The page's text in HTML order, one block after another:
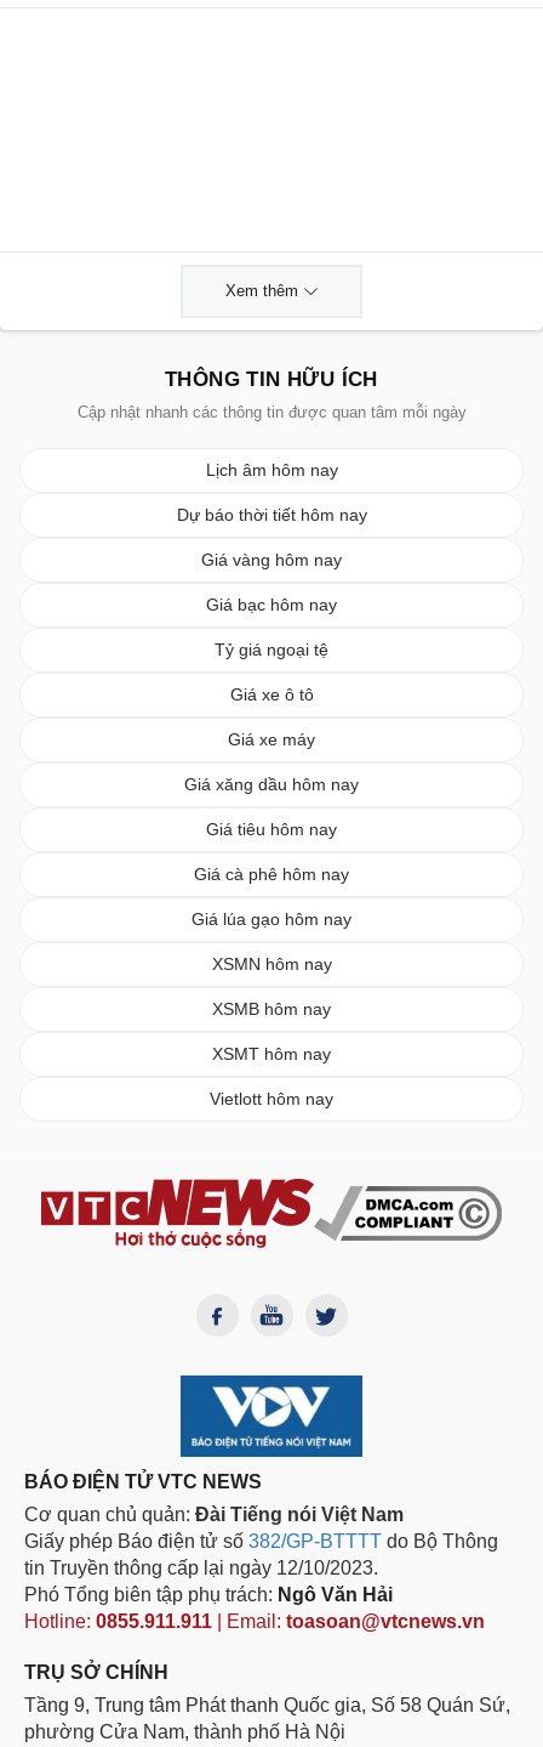
Xem thêm
THÔNG TIN HỮU ÍCH
Cập nhật nhanh các thông tin được quan tâm mỗi ngày
Lịch âm hôm nay
Dự báo thời tiết hôm nay
Giá vàng hôm nay
Giá bạc hôm nay
Tỷ giá ngoại tệ
Giá xe ô tô
Giá xe máy
Giá xăng dầu hôm nay
Giá tiêu hôm nay
Giá cà phê hôm nay
Giá lúa gạo hôm nay
XSMN hôm nay
XSMB hôm nay
XSMT hôm nay
Vietlott hôm nay
BÁO ĐIỆN TỬ VTC NEWS
Cơ quan chủ quản: Đài Tiếng nói Việt Nam
Giấy phép Báo điện tử số 382/GP-BTTTT do Bộ Thông
tin Truyền thông cấp lại ngày 12/10/2023.
Phó Tổng biên tập phụ trách: Ngô Văn Hải
Hotline: 0855.911.911 | Email: toasoan@vtcnews.vn
TRỤ SỞ CHÍNH
Tầng 9, Trung tâm Phát thanh Quốc gia, Số 58 Quán Sứ,
phường Cửa Nam, thành phố Hà Nội